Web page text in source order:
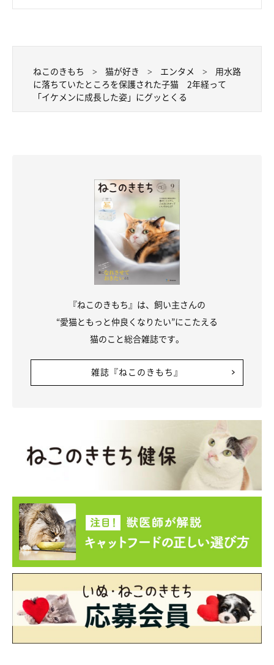
ねこのきもち 猫が好き エンタメ
用水路
に落ちていたところを保護された子猫 2年経って
「イケメンに成長した姿」にグッとくる
『ねこのきもち』は、飼い主さんの
“愛猫ともっと仲良くなりたい”にこたえる
猫のこと総合雑誌です。
雑誌『ねこのきもち』